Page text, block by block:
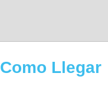
Como Llegar